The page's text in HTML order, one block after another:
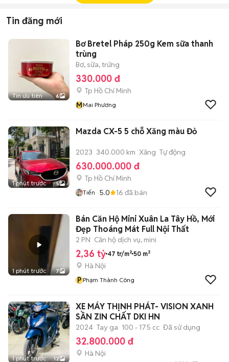
Tin đăng mới
Tin ưu tiên 6
Bơ Bretel Pháp 250g Kem sữa thanh
trùng
Bơ, sữa, trứng
330.000 đ
Tp Hồ Chí Minh
MMai Phương
1 phút trước 5
Mazda CX-5 5 chỗ Xăng màu Đỏ
2023 340.000 km Xăng Tự động
630.000.000 đ
Tp Hồ Chí Minh
Tiến 5.0 16 đã bán
1 phút trước 7
Bán Căn Hộ Mini Xuân La Tây Hồ, Mới
Đẹp Thoáng Mát Full Nội Thất
2 PN Căn hộ dịch vụ, mini
2,36 tỷ 47 tr/m² 50 m²
Hà Nội
P Phạm Thành Công
1 phút trước 12
XE MÁY THỊNH PHÁT- VISION XANH
SẦN ZIN CHẤT DKI HN
2024 Tay ga 100 - 175 cc Đã sử dụng
32.800.000 đ
Hà Nội